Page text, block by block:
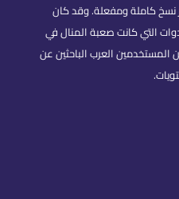
نسخ كاملة ومفعلة. وقد كان
التي كانت صعبة المنال في
المستخدمين العرب الباحثين عن